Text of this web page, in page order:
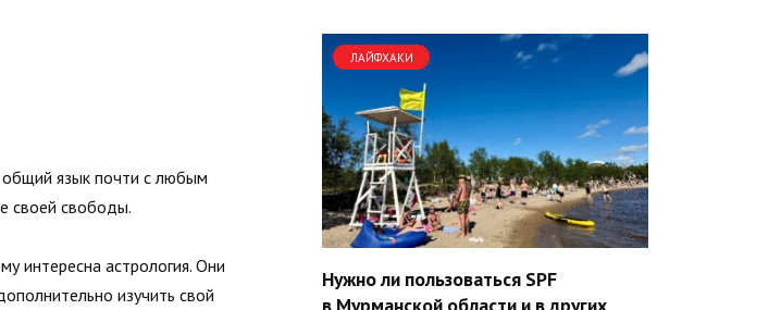
язык почти с любым
своей свободы.
интересна астрология. Они
изучить свой
ЛАЙФХАКИ
Нужно ли пользоваться SPF
в Мурманской области и в других